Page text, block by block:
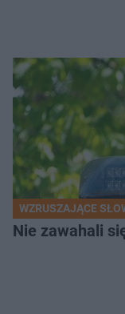
WZRUSZAJĄCE
Nie zawahali